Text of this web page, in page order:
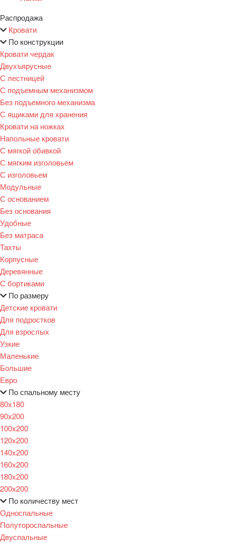
Распродажа
Кровати
По конструкции
Кровати чердак
Двухъярусные
С лестницей
С подъемным механизмом
Без подъемного механизма
С ящиками для хранения
Кровати на ножках
Напольные кровати
С мягкой обивкой
С мягким изголовьем
С изголовьем
Модульные
С основанием
Без основания
Удобные
Без матраса
Тахты
Корпусные
Деревянные
С бортиками
По размеру
Детские кровати
Для подростков
Для взрослых
Узкие
Маленькие
Большие
Евро
По спальному месту
80х180
90х200
100х200
120x200
140х200
160х200
180х200
200х200
По количеству мест
Односпальные
Полутороспальные
Двуспальные